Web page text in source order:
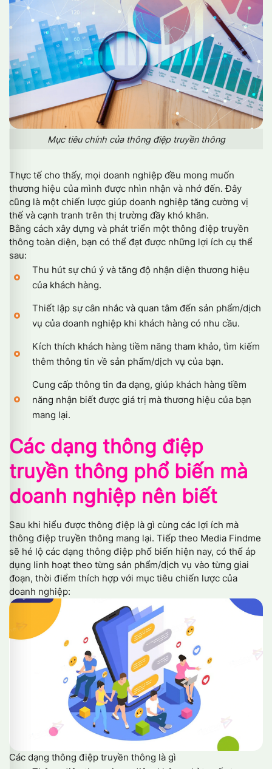
Mục tiêu chính của thông điệp truyền thông
Thực tế cho thấy, mọi doanh nghiệp đều mong muốn
thương hiệu của mình được nhìn nhận và nhớ đến. Đây
cũng là một chiến lược giúp doanh nghiệp tăng cường vị
thế và cạnh tranh trên thị trường đầy khó khăn.
Bằng cách xây dựng và phát triển một thông điệp truyền
thông toàn diện, bạn có thể đạt được những lợi ích cụ thể
sau:
Thu hút sự chú ý và tăng độ nhận diện thương hiệu
của khách hàng.
Thiết lập sự cân nhắc và quan tâm đến sản phẩm/dịch
vụ của doanh nghiệp khi khách hàng có nhu cầu.
Kích thích khách hàng tiềm năng tham khảo, tìm kiếm
thêm thông tin về sản phẩm/dịch vụ của bạn.
Cung cấp thông tin đa dạng, giúp khách hàng tiềm
năng nhận biết được giá trị mà thương hiệu của bạn
mang lại.
Các dạng thông điệp
truyền thông phổ biến mà
doanh nghiệp nên biết
Sau khi hiểu được thông điệp là gì cùng các lợi ích mà
thông điệp truyền thông mang lại. Tiếp theo Media Findme
sẽ hé lộ các dạng thông điệp phổ biến hiện nay, có thể áp
dụng linh hoạt theo từng sản phẩm/dịch vụ vào từng giai
đoạn, thời điểm thích hợp với mục tiêu chiến lược của
doanh nghiệp:
Các dạng thông điệp truyền thông là gì